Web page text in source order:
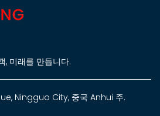
, 미래를 만듭니다.
Ningguo City, 중국 Anhui 주.